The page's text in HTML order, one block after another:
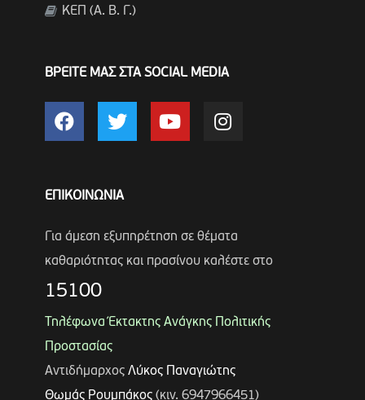
ΚΕΠ (Α. Β. Γ.)
ΒΡΕΙΤΕ ΜΑΣ ΣΤΑ SOCIAL MEDIA
ΕΠΙΚΟΙΝΩΝΙΑ
Για άμεση εξυπηρέτηση σε θέματα
καθαριότητας και πρασίνου καλέστε στο
15100
Τηλέφωνα Έκτακτης Ανάγκης Πολιτικής
Προστασίας
Αντιδήμαρχος Λύκος Παναγιώτης
Θωμάς Ρουμπάκος(κιν. 6947966451)